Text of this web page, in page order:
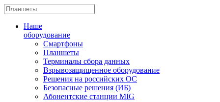
Наше
оборудование
Смартфоны
Планшеты
Терминалы сбора данных
Взрывозащищенное оборудование
Решения на российских ОС
Безопасные решения (ИБ)
Абонентские станции MIG